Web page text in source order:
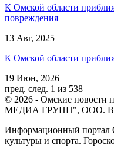
К Омской области
повреждения
13 Авг, 2025
К Омской области
19 Июн, 2026
пред. след. 1 из 538
© 2026 - Омские
МЕДИА ГРУПП", ООО.
Информационный портал
культуры и спорта.